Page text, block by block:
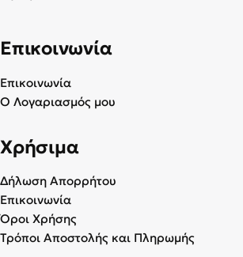
Επικοινωνία
Επικοινωνία
Ο Λογαριασμός μου
Χρήσιμα
Δήλωση Απορρήτου
Επικοινωνία
Όροι Χρήσης
Τρόποι Αποστολής και Πληρωμής